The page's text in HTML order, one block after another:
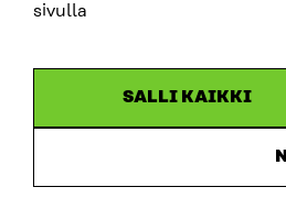
sivulla
SALLI KAIKKI